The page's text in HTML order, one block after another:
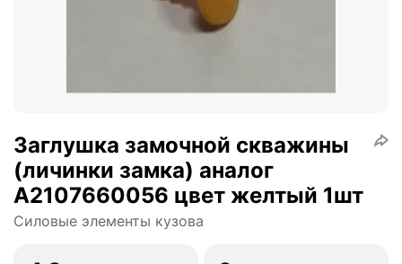
Заглушка замочной скважины
(личинки замка) аналог
A2107660056 цвет желтый 1шт
Силовые элементы кузова